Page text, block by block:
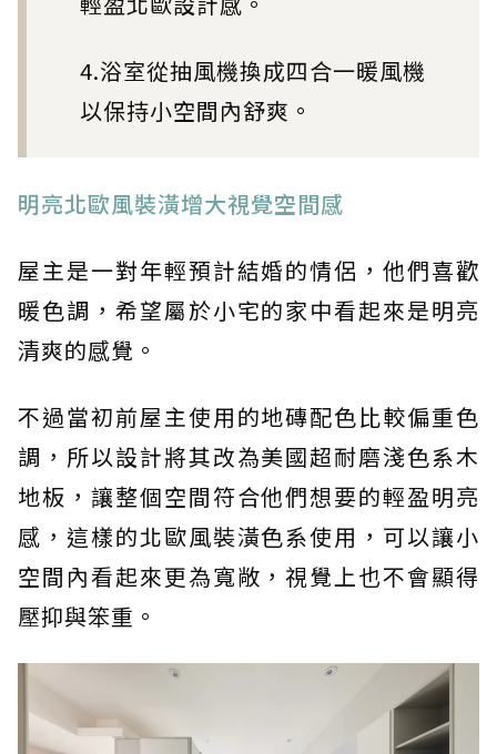
4.浴室從抽風機換成四合一暖風機
以保持小空間內舒爽。
明亮北歐風裝潢增大視覺空間感
屋主是一對年輕預計結婚的情侶，他們喜歡
暖色調，希望屬於小宅的家中看起來是明亮
清爽的感覺。
不過當初前屋主使用的地磚配色比較偏重色
調，所以設計將其改為美國超耐磨淺色系木
地板，讓整個空間符合他們想要的輕盈明亮
感，這樣的北歐風裝潢色系使用，可以讓小
空間內看起來更為寬敞，視覺上也不會顯得
壓抑與笨重。